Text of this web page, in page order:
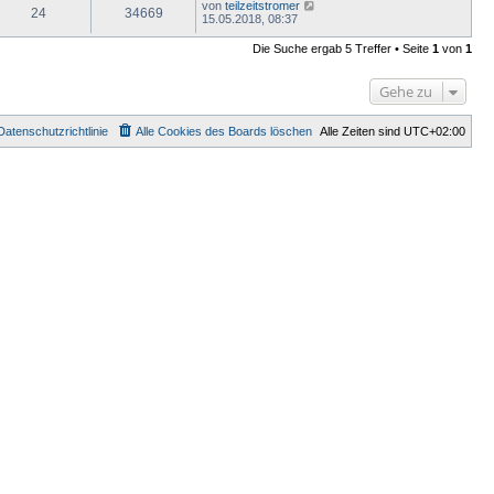
24 34669 von teilzeitstromer
15.05.2018, 08:37
Die Suche ergab 5 Treffer • Seite 1 von 1
Gehe zu
Alle Zeiten sind UTC+02:00
Alle Cookies des Boards löschen